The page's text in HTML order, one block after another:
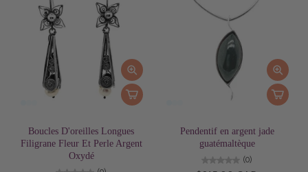
Boucles D'oreilles Longues
Filigrane Fleur Et Perle Argent
Oxydé
Pendentif en argent jade
guatémaltèque
(0)